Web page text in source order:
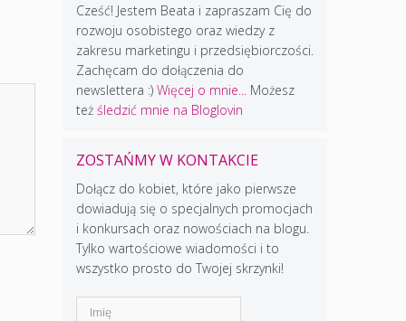
Cześć! Jestem Beata i zapraszam Cię do
rozwoju osobistego oraz wiedzy z
zakresu marketingu i przedsiębiorczości.
Zachęcam do dołączenia do
newslettera :) Więcej o mnie...
Możesz
też śledzić mnie na Bloglovin
ZOSTAŃMY W KONTAKCIE
Dołącz do kobiet, które jako pierwsze
dowiadują się o specjalnych promocjach
i konkursach oraz nowościach na blogu.
Tylko wartościowe wiadomości i to
wszystko prosto do Twojej skrzynki!